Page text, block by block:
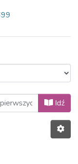
16,Idź